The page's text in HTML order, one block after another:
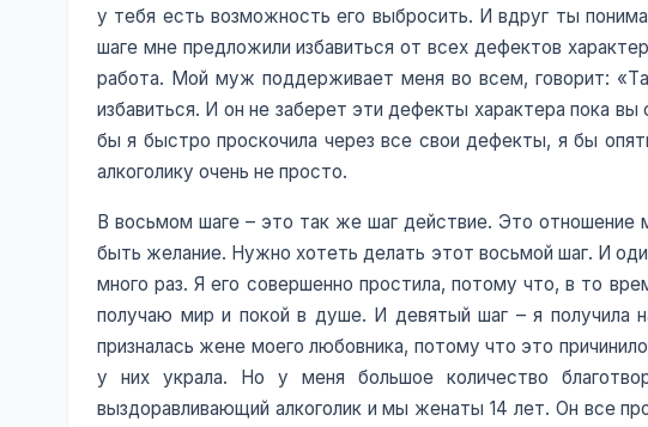
у тебя есть возможность его выбросить. И вдруг ты
шаге мне предложили избавиться от всех дефектов
работа. Мой муж поддерживает меня во всем, говорит:
избавиться. И он не заберет эти дефекты характера пока
бы я быстро проскочила через все свои дефекты, я бы
алкоголику очень не просто.
В восьмом шаге – это так же шаг действие. Это
быть желание. Нужно хотеть делать этот восьмой шаг. И
много раз. Я его совершенно простила, потому что, в то
получаю мир и покой в душе. И девятый шаг – я получила
призналась жене моего любовника, потому что это
у них украла. Но у меня большое количество
выздоравливающий алкоголик и мы женаты 14 лет. Он все